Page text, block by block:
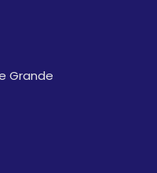
Grande